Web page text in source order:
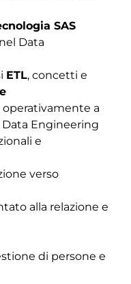
SAS
Data
ETL, concetti e
a
Engineering
e
verso
alla relazione e
di persone e